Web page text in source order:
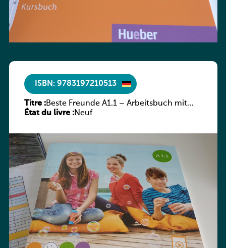
ISBN: 9783197210513
Titre :Beste Freunde A1.1 – Arbeitsbuch mit
Audios online
État du livre :Neuf